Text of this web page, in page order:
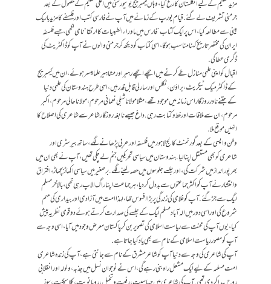
مزید تعلیم کے لیے انگلستان کا رخ کیا، وہاں کیمبریج یونیورسٹی میں اعلی تعلیم کے حصول کے بعد
جرمنی تشریف لے گئے. قیام یورپ کے زمانے میں آپ نے فارسی کتب اور فلسفے کا مزید باریک
بینی سے مطالعہ کیا، اس پر ایک کتاب ”فارس میں ماوراء الطبعیات کا ارتقا“ نامی لکھی ،جسے فلسفہ
ایران کی مختصر تاریخ کہنا مناسب ہوگا، اسی کتاب کو دیکھ کر جرمنی والوں نے آپ کو ڈاکٹریٹ کی
ڈگری عطا کی.
اقبال کو اپنی علمی منازل طے کرنے میں اچھے اچھے رہبر اور مشاہیر علما میسر ہوئے، ان میں کیمبریج
کے ڈاکٹر میک ٹیگریٹ، براؤن ،نکلس اور سارلی قابل قدر ہیں، اسی طرح ہندوستان کی علمی دنیا
کے جتنے نادر روزگار اس زمانہ میں موجود تھے، مثلامولانا شبلی نعمانی مرحوم، مولانا حالی مرحوم، اکبر
مرحوم، ان سے ملاقات اور خط وکتابت رہی. داغ جیسے نابغہ روزگار شاعر سے شاعری کی اصلاح کا
انہیں موقع ملا.
وطن واپسی کے بعد گورنمنٹ کالج لاہور میں فلسفہ اور عربی پڑھانے لگے، ساتھ بیرسٹری اور
شاعری کو بھی مستقل اپنا لیا. ہندوستان میں سیاسی تحریکیں جنم لے چکی تھیں، آپ نے بھی ان میں
بھرپور انداز میں شرکت کی، اور جلسے جلوسوں میں حصہ لینے لگے. برصغیر میں سیاسی اکھاڑ بچھاڑ، افتراق
و انتشار نے آپ کو اکثر جماعتوں سے بد دل کر دیا، ہر جماعت اپنا راگ الاپ رہی تھی، بالاخر مسلم
لیگ سے جڑ گئے. آپ کو غلامی کی زندگی پر بڑا افسوس تھا، لہذا امت میں آزادی اور بیداری کی مہم
شروع کی اور اسی دور میں الہ آباد مسلم لیگ کے جلسےکی صدارت کرتے ہوئے دو قومی نظریہ پیش
کیا، یوں آپ کی محنت سے ریاست اسلامی کی تصویر بن کر پاکستان معرض وجود میں آیا، اسی وجہ سے
آپ کو مصور ریاست اسلامی کے نام سے بھی یاد کیا جاتا ہے.
آپ کی شاعری کی وجہ سے دنیا آپ کو شاعر مشرق کے نام سے جانتی ہے، آپ کی زندہ شاعری
امت مسلمہ کے لیے ایک مشعل راہ بنی رہے گی، اس نے نوجوان نسل میں جذبہ، ولولہ اور انقلابی